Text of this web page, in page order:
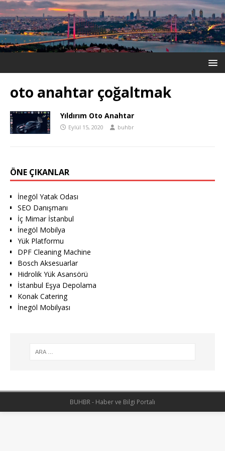
oto anahtar çoğaltmak
Yıldırım Oto Anahtar
Eylül 15, 2020 buhbr
ÖNE ÇIKANLAR
İnegöl Yatak Odası
SEO Danışmanı
İç Mimar İstanbul
İnegöl Mobilya
Yük Platformu
DPF Cleaning Machine
Bosch Aksesuarlar
Hidrolik Yük Asansörü
İstanbul Eşya Depolama
Konak Catering
İnegöl Mobilyası
BUHBR - Haber ve Bilgi Portalı